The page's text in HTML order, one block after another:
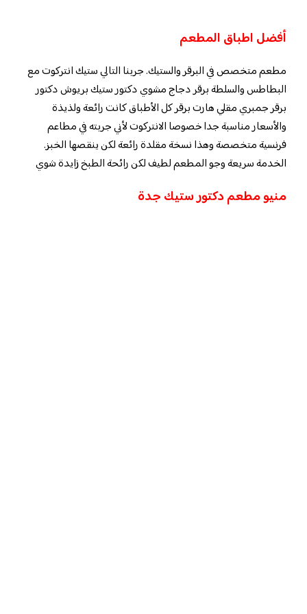
أفضل اطباق المطعم
مطعم متخصص في البرقر والستيك. جربنا التالي ستيك انتركوت مع
البطاطس والسلطة برقر دجاج مشوي دكتور ستيك بريوش دكتور
برقر جمبري مقلي هارت برقر كل الأطباق كانت رائعة ولذيذة
والأسعار مناسبة جدا خصوصا الانتركوت لأني جربته في مطاعم
فرنسية متخصصة وهذا نسخة مقلدة رائعة لكن ينقصها الخبز.
الخدمة سريعة وجو المطعم لطيف لكن رائحة الطبخ زايدة شوي
منيو مطعم دكتور ستيك جدة